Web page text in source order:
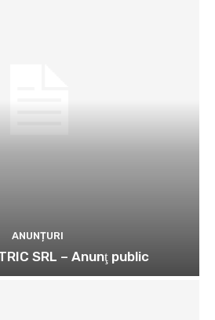
ANUNȚURI
SRL – Anunţ public